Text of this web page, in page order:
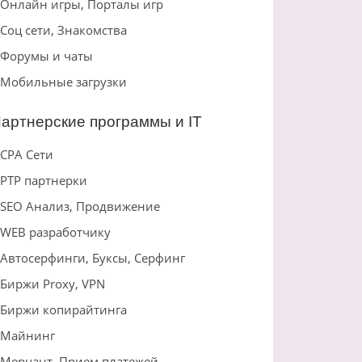
Онлайн игры, Порталы игр
Соц сети, Знакомства
Форумы и чаты
Мобильные загрузки
программы и IT
CPA Сети
PTP партнерки
SEO Анализ, Продвижение
WEB разработчику
Автосерфинги, Буксы, Серфинг
Биржи Proxy, VPN
Биржи копирайтинга
Майнинг